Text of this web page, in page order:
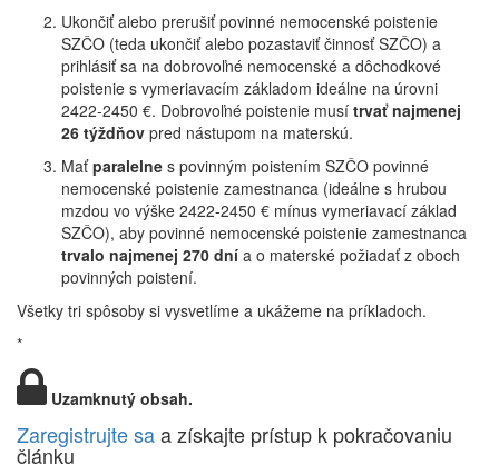
Ukončiť alebo prerušiť povinné nemocenské poistenie
SZČO (teda ukončiť alebo pozastaviť činnosť SZČO) a
prihlásiť sa na dobrovoľné nemocenské a dôchodkové
poistenie s vymeriavacím základom ideálne na úrovni
2422-2450 €. Dobrovoľné poistenie musí trvať najmenej
26 týždňov pred nástupom na materskú.
Maťparalelne s povinným poistením SZČO povinné
nemocenské poistenie zamestnanca (ideálne s hrubou
mzdou vo výške 2422-2450 € mínus vymeriavací základ
SZČO), aby povinné nemocenské poistenie zamestnanca
trvalo najmenej 270 dní a o materské požiadať z oboch
povinných poistení.
Všetky tri spôsoby si vysvetlíme a ukážeme na príkladoch.
*
Uzamknutý obsah.
Zaregistrujte saa získajte prístup k pokračovaniu
článku